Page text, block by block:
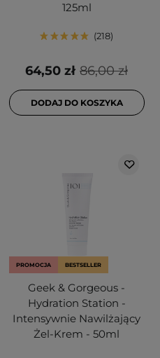
125ml
218
86,00 zł
64,50 zł
DODAJ DO KOSZYKA
PROMOCJA BESTSELLER
Geek & Gorgeous -
Hydration Station -
Intensywnie Nawilżający
Żel-Krem - 50ml